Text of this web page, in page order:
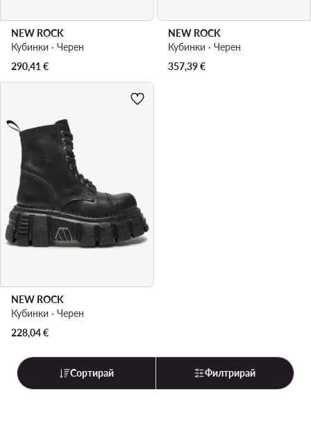
NEW ROCK
Кубинки · Черен
290,41 €
NEW ROCK
Кубинки · Черен
357,39€
NEW ROCK
Кубинки · Черен
228,04€
Сортирай Филтрирай